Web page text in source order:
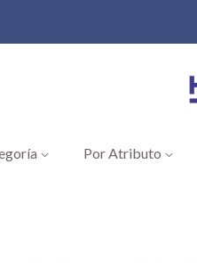
Por Atributo